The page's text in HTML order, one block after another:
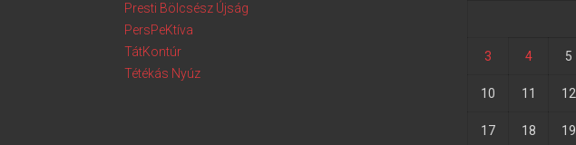
Presti Bölcsész Újság
PersPeKtíva
TátKontúr
Tétékás Nyúz
3 4 5
10 11 12
17 18 19